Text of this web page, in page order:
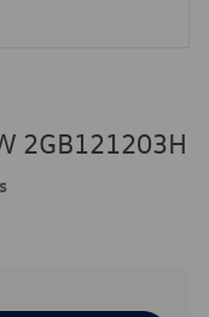
2GB121203H